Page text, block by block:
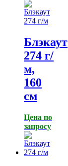
Блэкаут
274 г/
м,
160
см
Цена по
запросу